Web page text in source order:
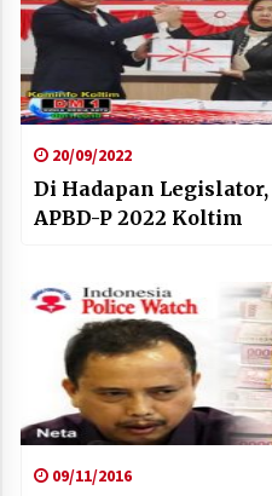
20/09/2022
Di Hadapan
APBD-P 2022 Koltim
09/11/2016